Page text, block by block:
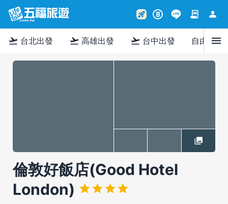
rocket_launch B contract person
flight_takeoff 台北出發 flight_takeoff 高雄出發 flight_takeoff 台中出發 自由行menu
倫敦好飯店(Good Hotel
London)